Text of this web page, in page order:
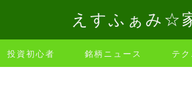
えすふぁみ☆
投資初心者 銘柄ニュース テ